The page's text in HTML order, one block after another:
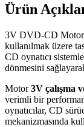
Ürün
3V DVD-CD
kullanılmak üzere
CD oynatıcı
dönmesini
Motor3V çalışma
verimli bir
oynatıcılar, CD
mekanizmasında